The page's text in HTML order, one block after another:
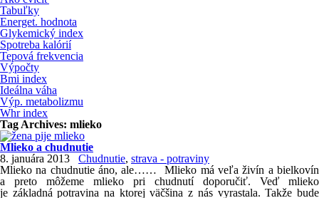
Tabuľky
Energet. hodnota
Glykemický index
Spotreba kalórií
Tepová frekvencia
Výpočty
Bmi index
Ideálna váha
Výp. metabolizmu
Whr index
Tag Archives: mlieko
Mlieko a chudnutie
8. januára 2013
Chudnutie, strava - potraviny
Mlieko na chudnutie áno, ale…… Mlieko má veľa živín a bielkovín
a preto môžeme mlieko pri chudnutí doporučiť. Veď mlieko
je základná potravina na ktorej väčšina z nás vyrastala. Takže bude